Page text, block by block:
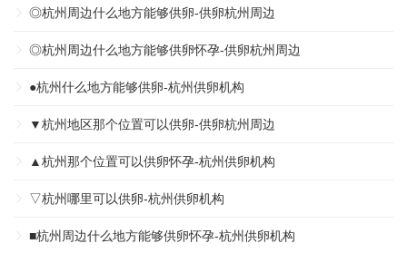
◎杭州周边什么地方能够供卵-供卵杭州周边
◎杭州周边什么地方能够供卵怀孕-供卵杭州周边
●杭州什么地方能够供卵-杭州供卵机构
▼杭州地区那个位置可以供卵-供卵杭州周边
▲杭州那个位置可以供卵怀孕-杭州供卵机构
▽杭州哪里可以供卵-杭州供卵机构
■杭州周边什么地方能够供卵怀孕-杭州供卵机构